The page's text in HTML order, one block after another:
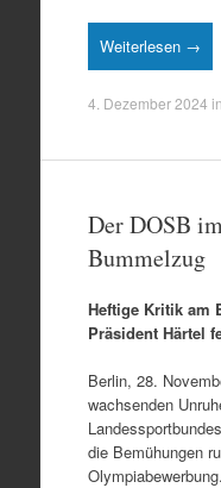
Weiterlesen →
4. Dezember 2024 in
Der DOSB
Bummelzug
Heftige Kritik am
Präsident Härtel
Berlin, 28.
wachsenden
die Bemühungen